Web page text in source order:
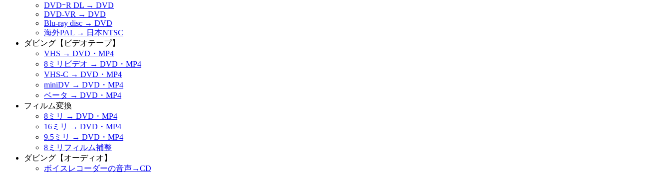
DVDｰR DL → DVD
DVD-VR → DVD
Blu-ray disc → DVD
海外PAL → 日本NTSC
ダビング【ビデオテープ】
VHS → DVD・MP4
8ミリビデオ → DVD・MP4
VHS-C → DVD・MP4
miniDV → DVD・MP4
ベータ → DVD・MP4
フィルム変換
8ミリ → DVD・MP4
16ミリ → DVD・MP4
9.5ミリ → DVD・MP4
8ミリフィルム補整
ダビング【オーディオ】
ボイスレコーダーの音声→CD